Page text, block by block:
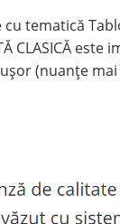
cu tematică
CLASICĂ
(nuanțe